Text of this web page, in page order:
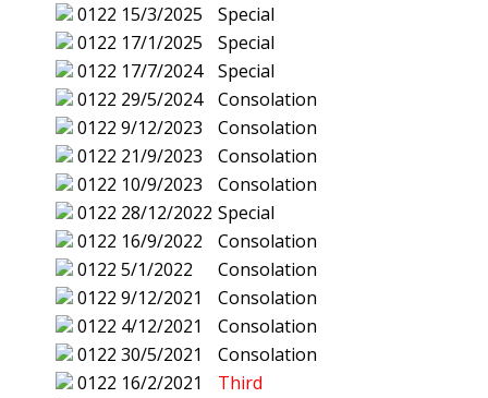
0122 15/3/2025
Special
0122 17/1/2025
Special
0122 17/7/2024
Special
0122 29/5/2024
Consolation
0122 9/12/2023
Consolation
0122 21/9/2023
Consolation
0122 10/9/2023
Consolation
0122 28/12/2022 Special
0122 16/9/2022
Consolation
0122 5/1/2022
Consolation
0122 9/12/2021
Consolation
0122 4/12/2021
Consolation
0122 30/5/2021
Consolation
0122 16/2/2021
Third